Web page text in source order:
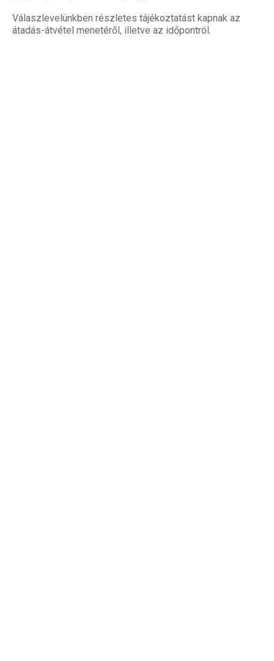
Válaszlevelünkben részletes tájékoztatást kapnak az
átadás-átvétel menetéről, illetve az időpontról.